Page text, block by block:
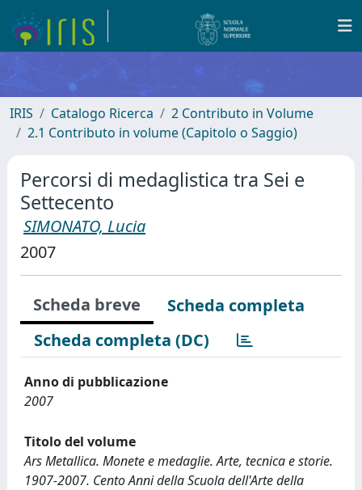
IRIS Catalogo Ricerca
2 Contributo in Volume
2.1 Contributo in volume (Capitolo o Saggio)
Percorsi di medaglistica tra Sei e
Settecento
SIMONATO, Lucia
2007
Scheda breve
Scheda completa
Scheda completa (DC)
Anno di pubblicazione
2007
Titolo del volume
Ars Metallica. Monete e medaglie. Arte, tecnica e storie.
1907-2007. Cento Anni della Scuola dell'Arte della